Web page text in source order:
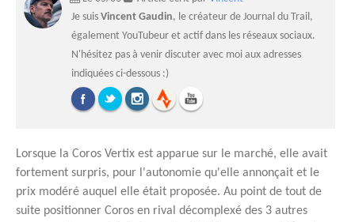
Je suis Vincent Gaudin, le créateur de Journal du Trail,
également YouTubeur et actif dans les réseaux sociaux.
N'hésitez pas à venir discuter avec moi aux adresses
indiquées ci-dessous :)
Lorsque la Coros Vertix est apparue sur le marché, elle avait
fortement surpris, pour l'autonomie qu'elle annonçait et le
prix modéré auquel elle était proposée. Au point de tout de
suite positionner Coros en rival décomplexé des 3 autres